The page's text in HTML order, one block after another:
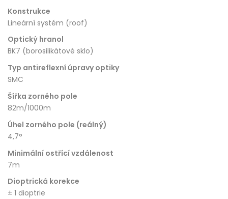
Konstrukce
Lineární systém (roof)
Optický hranol
BK7 (borosilikátové sklo)
Typ antireflexní úpravy optiky
SMC
Šířka zorného pole
82m/1000m
Úhel zorného pole (reálný)
4,7°
Minimální ostřící vzdálenost
7m
Dioptrická korekce
± 1 dioptrie